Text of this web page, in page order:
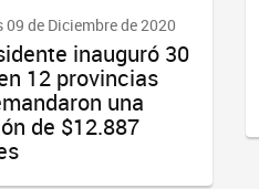
09 de Diciembre de 2020
inauguró 30
12 provincias
una
de $12.887